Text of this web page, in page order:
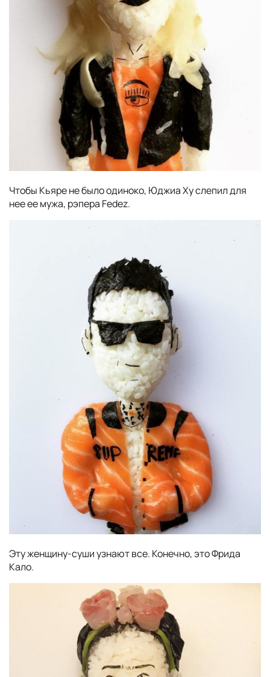
Чтобы Кьяре не было одиноко, Юджиа Ху слепил для
нее ее мужа, рэпера Fedez.
Эту женщину-суши узнают все. Конечно, это Фрида
Кало.